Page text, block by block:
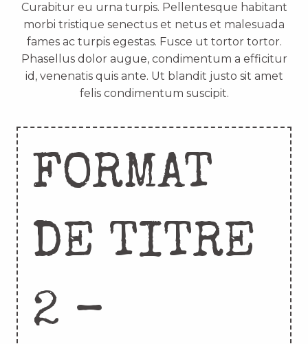
Curabitur eu urna turpis. Pellentesque habitant
morbi tristique senectus et netus et malesuada
fames ac turpis egestas. Fusce ut tortor tortor.
Phasellus dolor augue, condimentum a efficitur
id, venenatis quis ante. Ut blandit justo sit amet
felis condimentum suscipit.
FORMAT
DE TITRE
2 –